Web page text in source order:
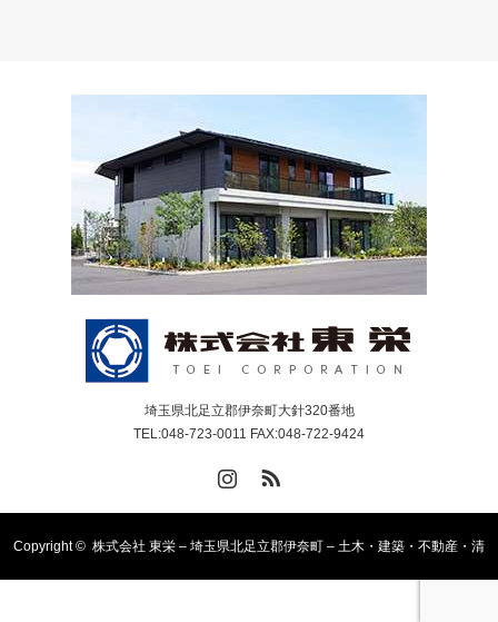
埼玉県北足立郡伊奈町大針320番地
TEL:048-723-0011 FAX:048-722-9424
Copyright © 株式会社 東栄 – 埼玉県北足立郡伊奈町 – 土木・建築・不動産・清